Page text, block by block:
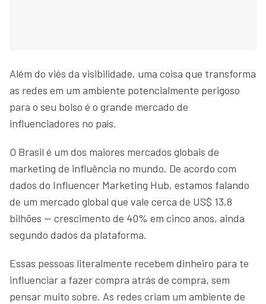
Além do viés da visibilidade, uma coisa que transforma
as redes em um ambiente potencialmente perigoso
para o seu bolso é o grande mercado de
influenciadores no país.
O Brasil é um dos maiores mercados globais de
marketing de influência no mundo. De acordo com
dados do Influencer Marketing Hub, estamos falando
de um mercado global que vale cerca de US$ 13,8
bilhões — crescimento de 40% em cinco anos, ainda
segundo dados da plataforma.
Essas pessoas literalmente recebem dinheiro para te
influenciar a fazer compra atrás de compra, sem
pensar muito sobre. As redes criam um ambiente de